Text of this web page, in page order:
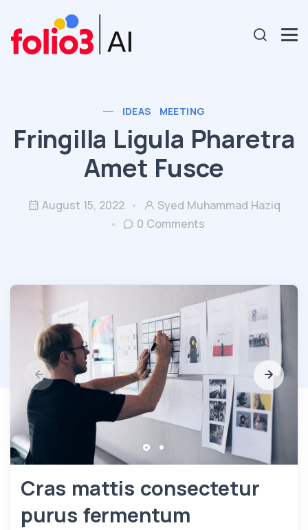
IDEAS MEETING
Fringilla Ligula Pharetra
Amet Fusce
August 15, 2022
Syed Muhammad Haziq
0 Comments
Cras mattis consectetur
purus fermentum